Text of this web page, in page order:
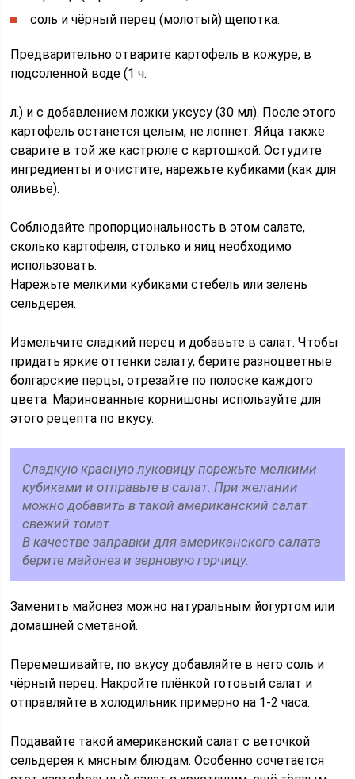
соль и чёрный перец (молотый) щепотка.
Предварительно отварите картофель в кожуре, в
подсоленной воде (1 ч.
л.) и с добавлением ложки уксусу (30 мл). После этого
картофель останется целым, не лопнет. Яйца также
сварите в той же кастрюле с картошкой. Остудите
ингредиенты и очистите, нарежьте кубиками (как для
оливье).
Соблюдайте пропорциональность в этом салате,
сколько картофеля, столько и яиц необходимо
использовать.
Нарежьте мелкими кубиками стебель или зелень
сельдерея.
Измельчите сладкий перец и добавьте в салат. Чтобы
придать яркие оттенки салату, берите разноцветные
болгарские перцы, отрезайте по полоске каждого
цвета. Маринованные корнишоны используйте для
этого рецепта по вкусу.
Сладкую красную луковицу порежьте мелкими
кубиками и отправьте в салат. При желании
можно добавить в такой американский салат
свежий томат.
В качестве заправки для американского салата
берите майонез и зерновую горчицу.
Заменить майонез можно натуральным йогуртом или
домашней сметаной.
Перемешивайте, по вкусу добавляйте в него соль и
чёрный перец. Накройте плёнкой готовый салат и
отправляйте в холодильник примерно на 1-2 часа.
Подавайте такой американский салат с веточкой
сельдерея к мясным блюдам. Особенно сочетается